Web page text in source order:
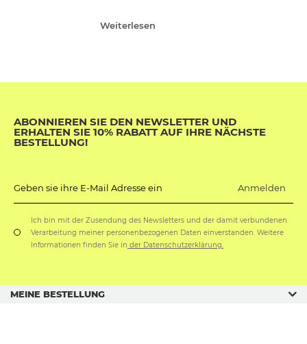
Weiterlesen
ABONNIEREN SIE DEN NEWSLETTER UND
ERHALTEN SIE 10% RABATT AUF IHRE NÄCHSTE
BESTELLUNG!
Geben sie ihre E-Mail Adresse ein Anmelden
Ich bin mit der Zusendung des Newsletters und der damit verbundenen
Verarbeitung meiner personenbezogenen Daten einverstanden. Weitere
Informationen finden Sie in der Datenschutzerklärung.
MEINE BESTELLUNG